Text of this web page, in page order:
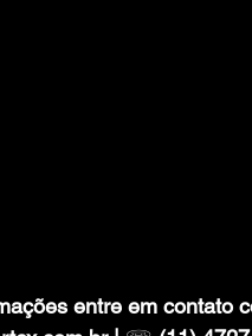
entre em contato